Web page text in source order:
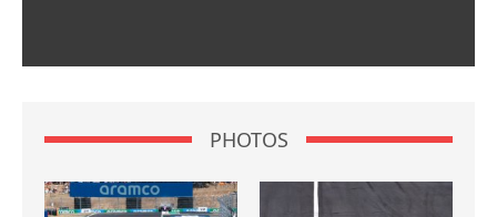
PHOTOS